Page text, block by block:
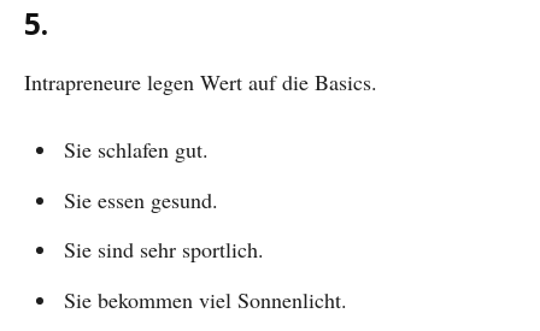
5.
Intrapreneure legen Wert auf die Basics.
Sie schlafen gut.
Sie essen gesund.
Sie sind sehr sportlich.
Sie bekommen viel Sonnenlicht.